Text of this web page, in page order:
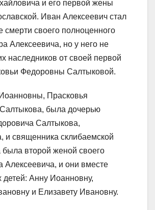
и его первой жены
Иван Алексеевич стал
смерти своего полноценного
Алексеевича, но у него не
наследников от своей первой
Федоровны Салтыковой.
Прасковья
была дочерью
Салтыкова,
и священника склибаемской
была второй женой своего
Алексеевича, и они вместе
детей: Анну Иоанновну,
и Елизавету Ивановну.